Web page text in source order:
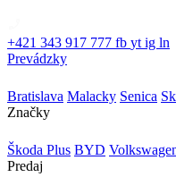
+421 343 917 777 fb yt ig ln
Prevádzky
Bratislava Malacky Senica
Značky
Škoda Plus BYD
Predaj